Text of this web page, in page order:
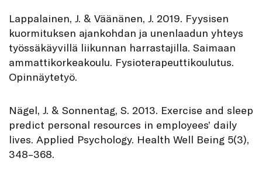
Lappalainen, J. & Väänänen, J. 2019. Fyysisen
kuormituksen ajankohdan ja unenlaadun yhteys
työssäkäyvillä liikunnan harrastajilla. Saimaan
ammattikorkeakoulu. Fysioterapeuttikoulutus.
Opinnäytetyö.
Nägel, J. & Sonnentag, S. 2013. Exercise and sleep
predict personal resources in employees’ daily
lives. Applied Psychology. Health Well Being 5(3),
348–368.